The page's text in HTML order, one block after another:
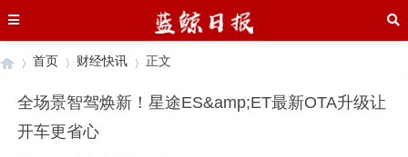
›
首页
›
财经快讯 正文
全场景智驾焕新！星途ES&amp;ET最新OTA升级让
开车更省心